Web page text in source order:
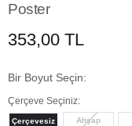
Poster
353,00 TL
Bir Boyut Seçin:
Çerçeve Seçiniz:
Çerçevesiz Ahşap